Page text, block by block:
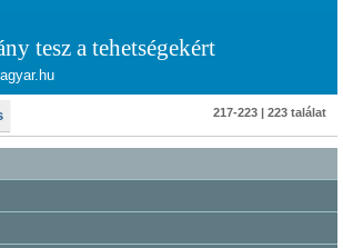
tesz a tehetségekért
217-223 | 223 találat